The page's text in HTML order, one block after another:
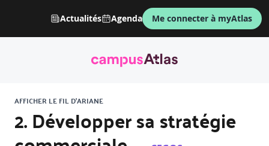
Actualités Agenda Me connecter à myAtlas
AFFICHER LE FIL D'ARIANE
2. Développer sa stratégie